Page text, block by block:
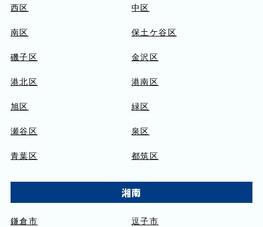
西区 中区
南区 保土ケ谷区
磯子区 金沢区
港北区 港南区
旭区 緑区
瀬谷区 泉区
青葉区 都筑区
湘南
鎌倉市 逗子市